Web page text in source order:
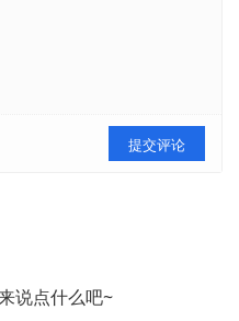
提交评论
说点什么吧~